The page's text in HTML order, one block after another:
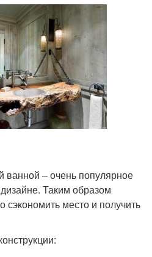
ванной – очень популярное
Таким образом
сэкономить место и получить